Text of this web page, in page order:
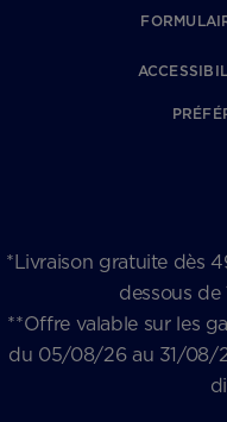
*Livraison gratuite dès
dessous
**Offre valable sur les
du 05/08/26 au 31/08/